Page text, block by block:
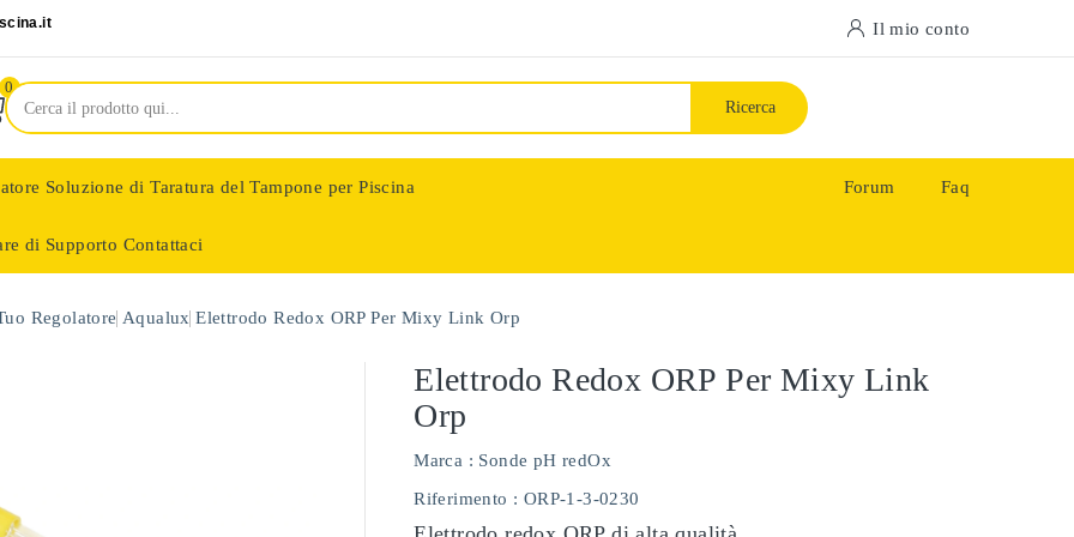
Il mio conto
0
Ricerca
Soluzione di Taratura del Tampone per Piscina
di Supporto Contattaci
Forum Faq
Regolatore Aqualux Elettrodo Redox ORP Per Mixy Link Orp
Elettrodo Redox ORP Per Mixy Link
Orp
Marca : Sonde pH redOx
Riferimento : ORP-1-3-0230